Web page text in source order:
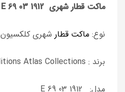
ماکت قطار شهری E 69 03 1912
نوع: ماکت قطار شهری کلکسیون
برند : Editions Atlas Collections
مدل: E 69 03 1912